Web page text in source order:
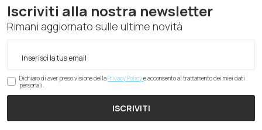
Iscriviti alla nostra newsletter
Rimani aggiornato sulle ultime novità
Dichiaro di aver preso visione dellaPrivacy Policye acconsento al trattamento dei miei dati
personali.
ISCRIVITI